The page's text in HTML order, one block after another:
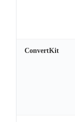
ConvertKit